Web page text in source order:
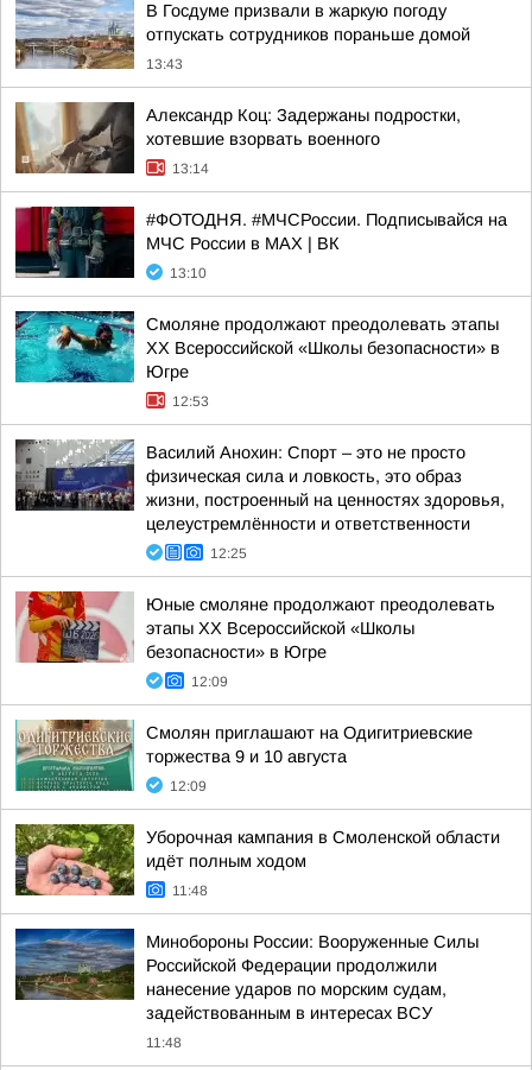
В Госдуме призвали в жаркую погоду
отпускать сотрудников пораньше домой
13:43
Александр Коц: Задержаны подростки,
хотевшие взорвать военного
13:14
#ФОТОДНЯ. #МЧСРоссии. Подписывайся на
МЧС России в MAX | ВК
13:10
Смоляне продолжают преодолевать этапы
XX Всероссийской «Школы безопасности» в
Югре
12:53
Василий Анохин: Спорт – это не просто
физическая сила и ловкость, это образ
жизни, построенный на ценностях здоровья,
целеустремлённости и ответственности
12:25
Юные смоляне продолжают преодолевать
этапы XX Всероссийской «Школы
безопасности» в Югре
12:09
Смолян приглашают на Одигитриевские
торжества 9 и 10 августа
12:09
Уборочная кампания в Смоленской области
идёт полным ходом
11:48
Минобороны России: Вооруженные Силы
Российской Федерации продолжили
нанесение ударов по морским судам,
задействованным в интересах ВСУ
11:48